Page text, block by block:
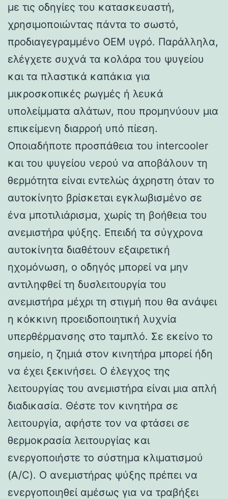
με τις οδηγίες του κατασκευαστή,
χρησιμοποιώντας πάντα το σωστό,
προδιαγεγραμμένο OEM υγρό. Παράλληλα,
ελέγχετε συχνά τα κολάρα του ψυγείου
και τα πλαστικά καπάκια για
μικροσκοπικές ρωγμές ή λευκά
υπολείμματα αλάτων, που προμηνύουν μια
επικείμενη διαρροή υπό πίεση.
Οποιαδήποτε προσπάθεια του intercooler
και του ψυγείου νερού να αποβάλουν τη
θερμότητα είναι εντελώς άχρηστη όταν το
αυτοκίνητο βρίσκεται εγκλωβισμένο σε
ένα μποτιλιάρισμα, χωρίς τη βοήθεια του
ανεμιστήρα ψύξης. Επειδή τα σύγχρονα
αυτοκίνητα διαθέτουν εξαιρετική
ηχομόνωση, ο οδηγός μπορεί να μην
αντιληφθεί τη δυσλειτουργία του
ανεμιστήρα μέχρι τη στιγμή που θα ανάψει
η κόκκινη προειδοποιητική λυχνία
υπερθέρμανσης στο ταμπλό. Σε εκείνο το
σημείο, η ζημιά στον κινητήρα μπορεί ήδη
να έχει ξεκινήσει. Ο έλεγχος της
λειτουργίας του ανεμιστήρα είναι μια απλή
διαδικασία. Θέστε τον κινητήρα σε
λειτουργία, αφήστε τον να φτάσει σε
θερμοκρασία λειτουργίας και
ενεργοποιήστε το σύστημα κλιματισμού
(A/C). Ο ανεμιστήρας ψύξης πρέπει να
ενεργοποιηθεί αμέσως για να τραβήξει